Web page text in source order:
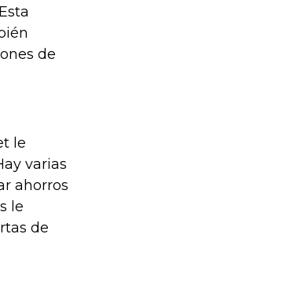
de
le
varias
ahorros
le
de